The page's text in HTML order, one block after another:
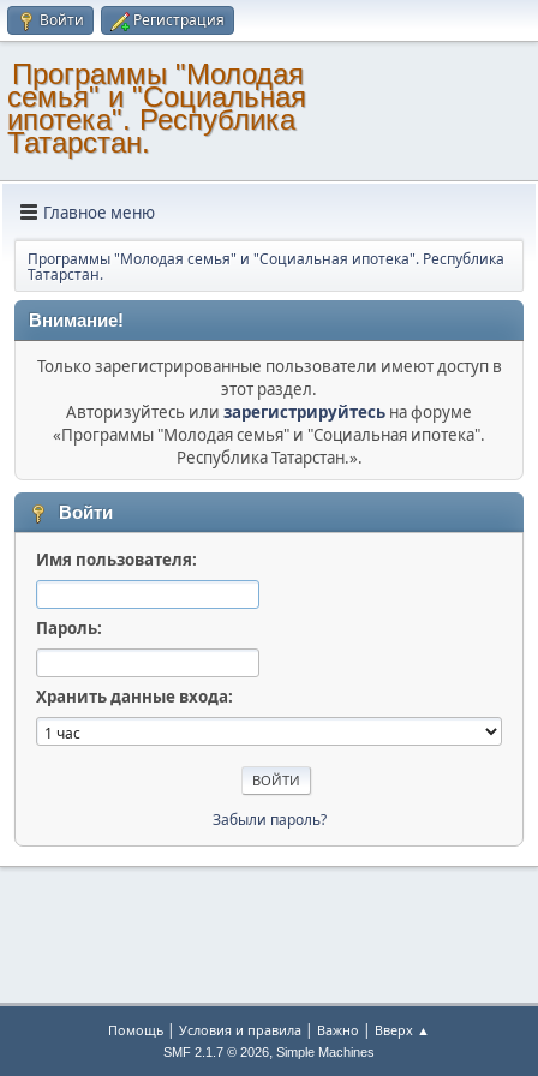
Войти Регистрация
Программы "Молодая
семья" и "Социальная
ипотека". Республика
Татарстан.
Главное меню
Программы "Молодая семья" и "Социальная ипотека". Республика
Татарстан.
Внимание!
Только зарегистрированные пользователи имеют доступ в
этот раздел.
Авторизуйтесь или зарегистрируйтесь на форуме
«Программы "Молодая семья" и "Социальная ипотека".
Республика Татарстан.».
Войти
Имя пользователя:
Пароль:
Хранить данные входа:
Забыли пароль?
Помощь | Условия и правила | Важно | Вверх ▲
SMF 2.1.7 © 2026, Simple Machines